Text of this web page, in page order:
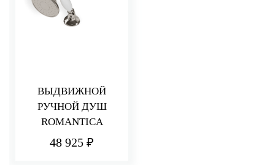
ВЫДВИЖНОЙ
РУЧНОЙ ДУШ
ROMANTICA
48 925 ₽